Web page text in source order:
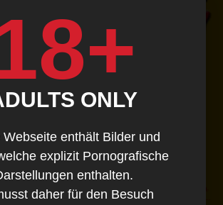
ONLY
Webseite enthält Bilder und
explizit Pornografische
enthalten.
daher für den Besuch